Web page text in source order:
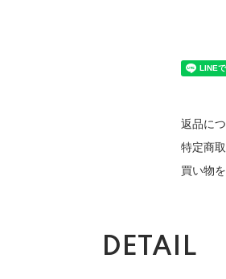
返品に
特定商
買い物
DETAIL